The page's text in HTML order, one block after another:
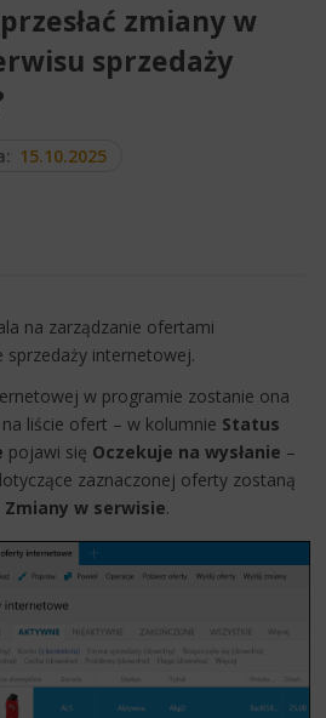
zmiany w
sprzedaży
15.10.2025
na zarządzanie ofertami
internetowej.
w programie zostanie ona
liście ofert – w k​​olumnie Status
pojawi się Oczekuje na wysłanie –
zaznaczonej oferty zostaną
Zmiany w serwisie​.